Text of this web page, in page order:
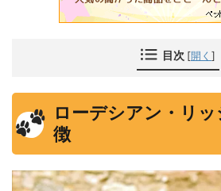
目次 [開く ]
ローデシアン・リ
徴